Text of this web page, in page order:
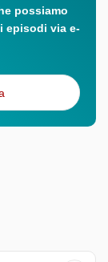
possiamo
episodi via e-